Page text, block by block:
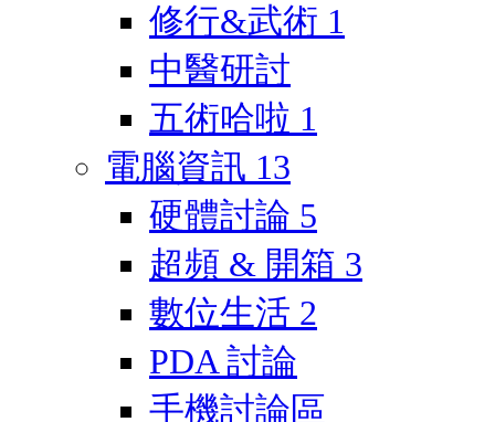
修行&武術 1
中醫研討
五術哈啦 1
電腦資訊 13
硬體討論 5
超頻 & 開箱 3
數位生活 2
PDA 討論
手機討論區